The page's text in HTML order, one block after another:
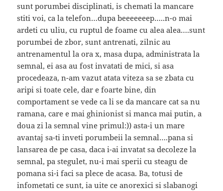
sunt porumbei disciplinati, is chemati la mancare
stiti voi, ca la telefon…dupa beeeeeeep…..n-o mai
ardeti cu uliu, cu ruptul de foame cu alea alea….sunt
porumbei de zbor, sunt antrenati, zilnic au
antrenamentul la ora x, masa dupa, administrata la
semnal, ei asa au fost invatati de mici, si asa
procedeaza, n-am vazut atata viteza sa se zbata cu
aripi si toate cele, dar e foarte bine, din
comportament se vede ca li se da mancare cat sa nu
ramana, care e mai ghinionist si manca mai putin, a
doua zi la semnal vine primul:)) asta-i un mare
avantaj sa-ti inveti porumbeii la semnal….pana si
lansarea de pe casa, daca i-ai invatat sa decoleze la
semnal, pa stegulet, nu-i mai sperii cu steagu de
pomana si-i faci sa plece de acasa. Ba, totusi de
infometati ce sunt, ia uite ce anorexici si slabanogi